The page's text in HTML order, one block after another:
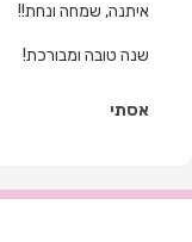
איתנה, שמחה ונחת!!
שנה טובה ומבורכת!
אסתי